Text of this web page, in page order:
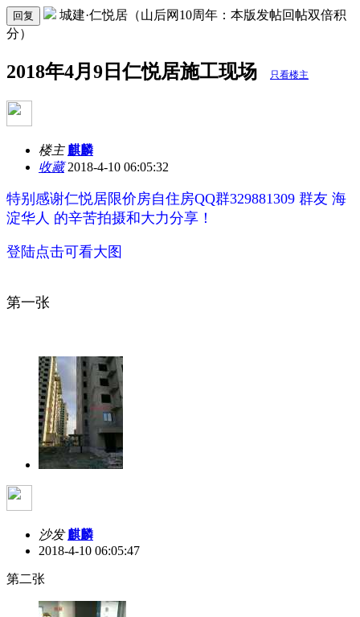
回复
城建·仁悦居（山后网10周年：本版发帖回帖双倍积
分）
2018年4月9日仁悦居施工现场 只看楼主
楼主 麒麟
收藏2018-4-10 06:05:32
特别感谢仁悦居限价房自住房QQ群329881309 群友 海
淀华人 的辛苦拍摄和大力分享！
登陆点击可看大图
第一张
沙发 麒麟
2018-4-10 06:05:47
第二张